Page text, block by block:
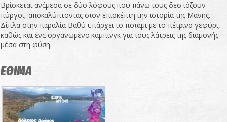
Βρίσκεται ανάμεσα σε δύο λόφους που πάνω τους δεσπόζουν
πύργοι, αποκαλύπτοντας στον επισκέπτη την ιστορία της Μάνης.
Δίπλα στην παραλία Βαθύ υπάρχει το ποτάμι με το πέτρινο γεφύρι,
καθώς και ένα οργανωμένο κάμπινγκ για τους λάτρεις της διαμονής
μέσα στη φύση.
ΕΘΙΜΑ